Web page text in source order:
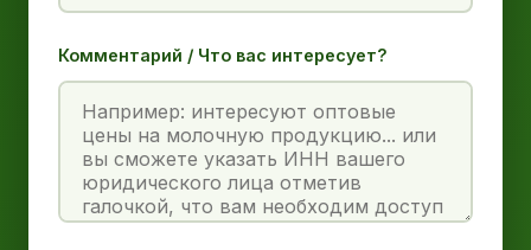
Комментарий / Что вас интересует?